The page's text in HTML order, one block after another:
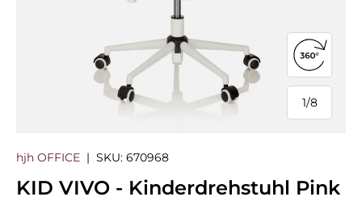
1/
von
8
360°-
hjh OFFICE | SKU: 670968
KID VIVO - Kinderdrehstuhl Pink